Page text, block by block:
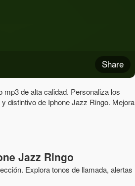
Share
de alta calidad. Personaliza los
distintivo de Iphone Jazz Ringo. Mejora
Jazz Ringo
Explora tonos de llamada, alertas